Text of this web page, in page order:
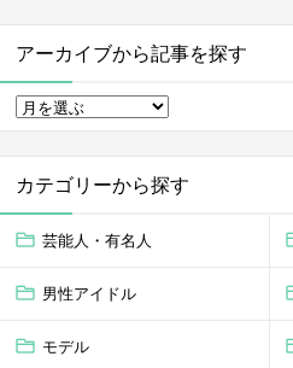
アーカイブから記事を探す
カテゴリーから探す
芸能人・有名人
男性アイドル
モデル